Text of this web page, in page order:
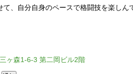
て、自分自身のペースで格闘技を楽しん
ヶ森1-6-3 第二岡ビル2階